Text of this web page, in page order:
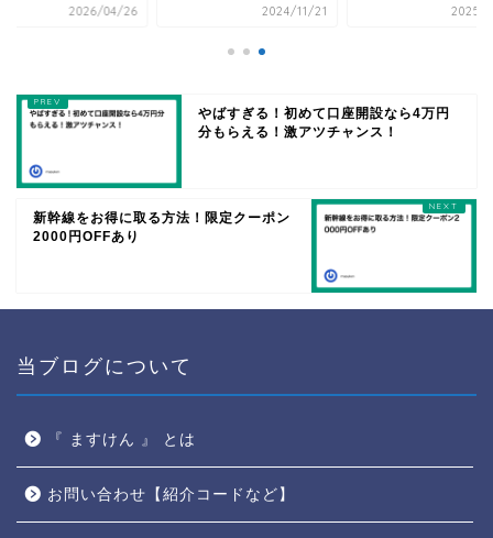
2026/04/26 2024/11/21 2025/
やばすぎる！初めて口座開設なら4万円
分もらえる！激アツチャンス！
新幹線をお得に取る方法！限定クーポン
2000円OFFあり
当ブログについて
『 ますけん 』 とは
お問い合わせ【紹介コードなど】